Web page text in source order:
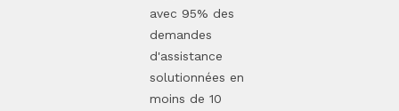
avec 95% des
demandes
d'assistance
solutionnées en
moins de 10